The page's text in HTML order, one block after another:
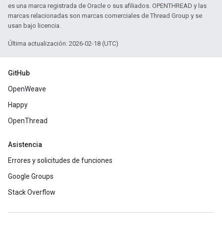
es una marca registrada de Oracle o sus afiliados. OPENTHREAD y las
marcas relacionadas son marcas comerciales de Thread Group y se
usan bajo licencia.
Última actualización: 2026-02-18 (UTC)
GitHub
OpenWeave
Happy
OpenThread
Asistencia
Errores y solicitudes de funciones
Google Groups
Stack Overflow